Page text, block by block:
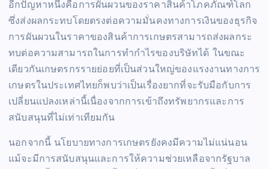
อีกปัญหาหนึ่งคือการผันผวนของราคาสินค้าโภคภัณฑ์โลก
ซึ่งส่งผลกระทบโดยตรงต่อความมั่นคงทางการเงินของธุรกิจ
การผันผวนในราคาของสินค้าการเกษตรสามารถส่งผลกระ
ทบต่อความสามารถในการทำกำไรของบริษัทได้ ในขณะ
เดียวกันเกษตรกรรายย่อยที่เป็นส่วนใหญ่ของแรงงานทางการ
เกษตรในประเทศไทยก็พบว่าเป็นเรื่องยากที่จะรับมือกับการ
เปลี่ยนแปลงเหล่านี้เนื่องจากการเข้าถึงทรัพยากรและการ
สนับสนุนที่ไม่เท่าเทียมกัน
นอกจากนี้ นโยบายทางการเกษตรยังคงมีความไม่แน่นอน
แม้จะมีการสนับสนุนและการให้ความช่วยเหลือจากรัฐบาล